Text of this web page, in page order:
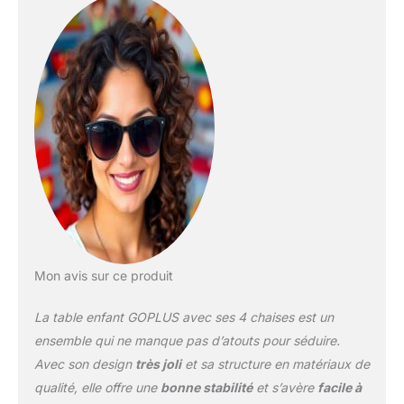
des enfants pendant leur
utilisation. Hauteur
Réglable : Grâce aux
différents œillets sur les
pieds de la table et de la
chaise, cette table avec 4
chaises peut être ajustée
de manière flexible à 7
hauteurs (48-50-52-54-
56-58-60cm) et la
chaise peut être ajustée
Conception Pratique :
Cette table polyvalente
dispose d'un grand
offrant un vaste espace
Mon avis sur ce produit
La table enfant GOPLUS avec ses 4 chaises est un
ensemble qui ne manque pas d’atouts pour séduire.
Avec son design très joliet sa structure en matériaux de
qualité, elle offre une bonne stabilitéet s’avère facile à